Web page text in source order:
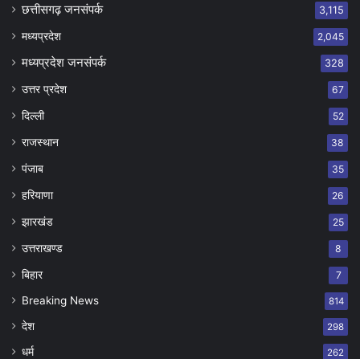
छत्तीसगढ़ जनसंपर्क 3,115
मध्यप्रदेश 2,045
मध्यप्रदेश जनसंपर्क 328
उत्तर प्रदेश 67
दिल्ली 52
राजस्थान 38
पंजाब 35
हरियाणा 26
झारखंड 25
उत्तराखण्ड 8
बिहार 7
Breaking News 814
देश 298
धर्म 262